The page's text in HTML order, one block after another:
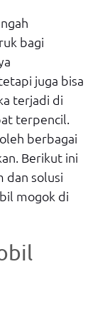
bagi
juga bisa
terjadi di
terpencil.
berbagai
Berikut ini
dan solusi
mogok di